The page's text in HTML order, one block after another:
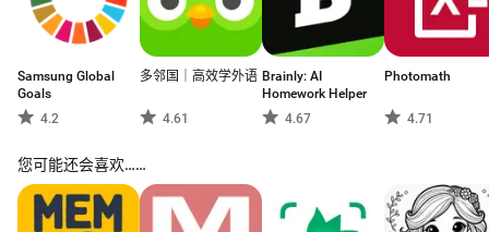
Samsung Global
Goals
4.2
多邻国｜高效学外语
4.61
Brainly: AI
Homework Helper
4.67
Photomath
4.71
您可能还会喜欢……